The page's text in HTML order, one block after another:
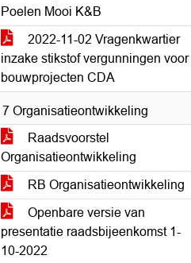
Poelen Mooi K&B
2022-11-02 Vragenkwartier
inzake stikstof vergunningen voor
bouwprojecten CDA
7 Organisatieontwikkeling
Raadsvoorstel
Organisatieontwikkeling
RB Organisatieontwikkeling
Openbare versie van
presentatie raadsbijeenkomst 1-
10-2022